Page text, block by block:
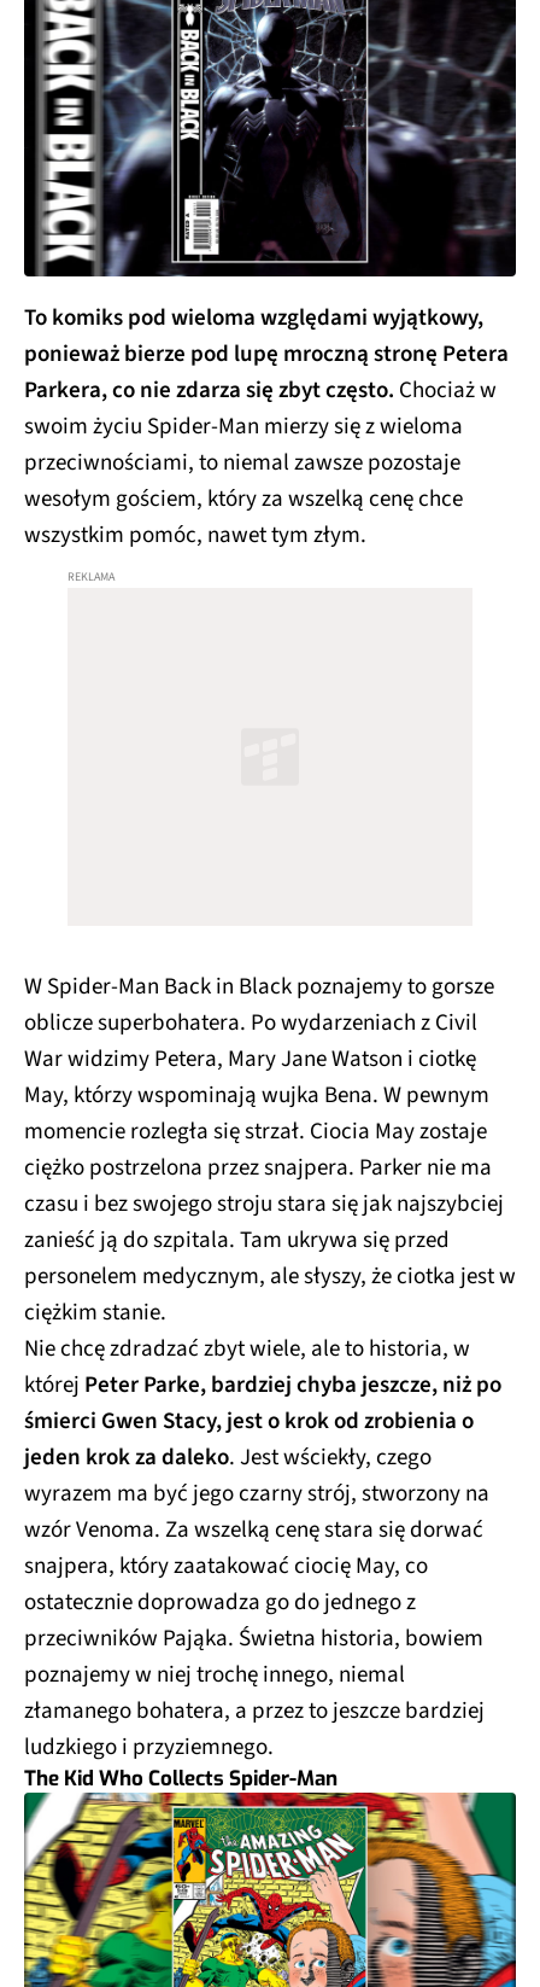
To komiks pod wieloma względami wyjątkowy,
ponieważ bierze pod lupę mroczną stronę Petera
Parkera, co nie zdarza się zbyt często. Chociaż w
swoim życiu Spider-Man mierzy się z wieloma
przeciwnościami, to niemal zawsze pozostaje
wesołym gościem, który za wszelką cenę chce
wszystkim pomóc, nawet tym złym.
W Spider-Man Back in Black poznajemy to gorsze
oblicze superbohatera. Po wydarzeniach z Civil
War widzimy Petera, Mary Jane Watson i ciotkę
May, którzy wspominają wujka Bena. W pewnym
momencie rozległa się strzał. Ciocia May zostaje
ciężko postrzelona przez snajpera. Parker nie ma
czasu i bez swojego stroju stara się jak najszybciej
zanieść ją do szpitala. Tam ukrywa się przed
personelem medycznym, ale słyszy, że ciotka jest w
ciężkim stanie.
Nie chcę zdradzać zbyt wiele, ale to historia, w
której Peter Parke, bardziej chyba jeszcze, niż po
śmierci Gwen Stacy, jest o krok od zrobienia o
jeden krok za daleko. Jest wściekły, czego
wyrazem ma być jego czarny strój, stworzony na
wzór Venoma. Za wszelką cenę stara się dorwać
snajpera, który zaatakować ciocię May, co
ostatecznie doprowadza go do jednego z
przeciwników Pająka. Świetna historia, bowiem
poznajemy w niej trochę innego, niemal
złamanego bohatera, a przez to jeszcze bardziej
ludzkiego i przyziemnego.
The Kid Who Collects Spider-Man